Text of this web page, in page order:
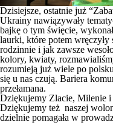
Dzisiejsze, ostatnie już
Ukrainy nawiązywały
bajkę o tym święcie,
laurki, które potem
rodzinnie i jak zawsze
kolory, kwiaty,
rozumieją już wiele po
się u nas czują. Bariera
przełamana.
Dziękujemy Zlacie, Milenie i
Dziękujemy też naszej
dzielnie pomagała w